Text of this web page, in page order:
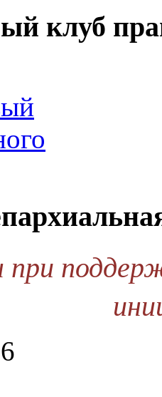
клуб
при